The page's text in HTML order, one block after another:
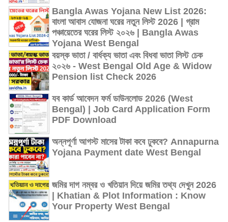
Bangla Awas Yojana New List 2026:
বাংলা আবাস যোজনা ঘরের নতুন লিস্ট 2026 | গ্রাম
পঞ্চায়েতের ঘরের লিস্ট ২০২৬ | Bangla Awas
Yojana West Bengal
বয়স্ক ভাতা / বার্ধক্য ভাতা এবং বিধবা ভাতা লিস্ট চেক
২০২৬ - West Bengal Old Age & Widow
Pension list Check 2026
যব কার্ড আবেদন ফর্ম ডাউনলোড 2026 (West
Bengal) | Job Card Application Form
PDF Download
অন্নপূর্ণা আগস্ট মাসের টাকা কবে ঢুকবে? Annapurna
Yojana Payment date West Bengal
জমির দাগ নম্বর ও খতিয়ান দিয়ে জমির তথ্য দেখুন 2026
| Khatian & Plot Information : Know
Your Property West Bengal